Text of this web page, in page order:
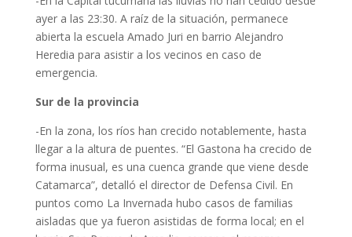
ayer a las 23:30. A raíz de la situación, permanece
abierta la escuela Amado Juri en barrio Alejandro
Heredia para asistir a los vecinos en caso de
emergencia.
Sur de la provincia
-En la zona, los ríos han crecido notablemente, hasta
llegar a la altura de puentes. “El Gastona ha crecido de
forma inusual, es una cuenca grande que viene desde
Catamarca”, detalló el director de Defensa Civil. En
puntos como La Invernada hubo casos de familias
aisladas que ya fueron asistidas de forma local; en el